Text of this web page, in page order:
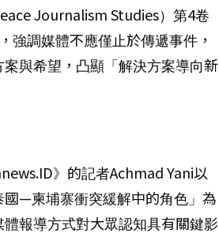
Journalism Studies）第4卷
強調媒體不應僅止於傳遞事件，
與希望，凸顯「解決方案導向新
》的記者Achmad Yani以
國—柬埔寨衝突緩解中的角色」為
報導方式對大眾認知具有關鍵影